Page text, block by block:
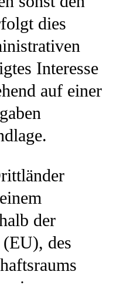
dies
Interesse
auf einer
der
des